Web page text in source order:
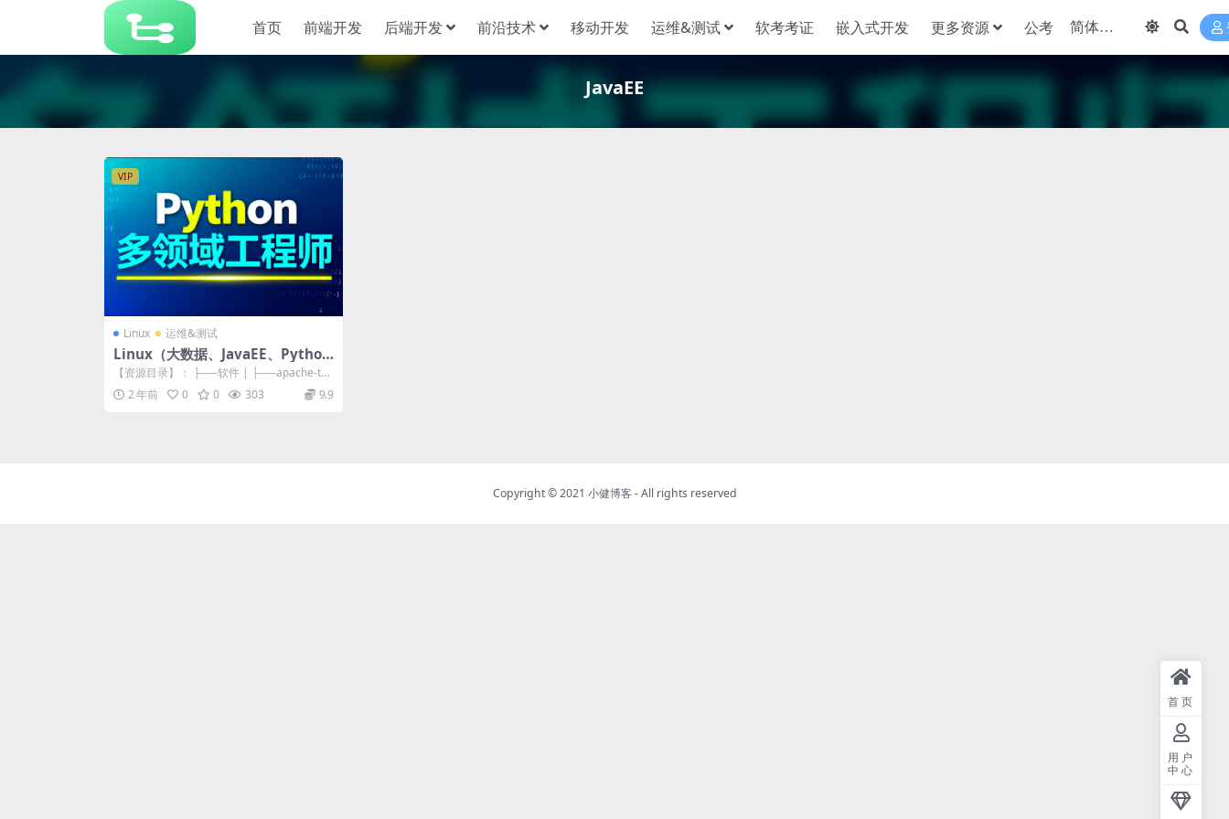
首页 前端开发 后端开发 前沿技术 移动开发 运维&测试 软考考证 嵌入式开发 更多资源 公考
JavaEE
VIP
Linux 运维&测试
Linux（大数据、JavaEE、Python
通用版）
【资源目录】： ├──软件 | ├──apache-to
mcat-7.0.70....
2 年前 0 0 303 9.9
Copyright © 2021 小健博客 - All rights reserved
首页
用户
中心